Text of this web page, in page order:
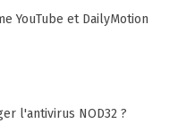
YouTube et DailyMotion
l'antivirus NOD32 ?